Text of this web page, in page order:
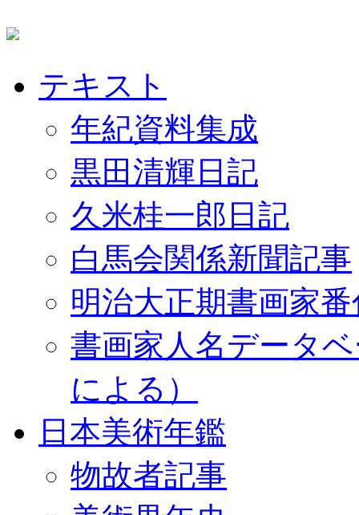
テキスト
年紀資料集成
黒田清輝日記
久米桂一郎日記
白馬会関係新聞記事
明治大正期書画家
書画家人名データ
による）
日本美術年鑑
物故者記事